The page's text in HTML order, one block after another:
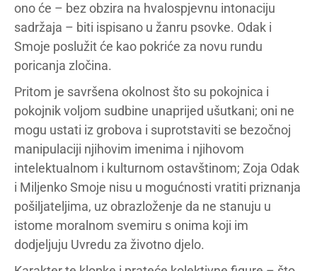
ono će – bez obzira na hvalospjevnu intonaciju
sadržaja – biti ispisano u žanru psovke. Odak i
Smoje poslužit će kao pokriće za novu rundu
poricanja zločina.
Pritom je savršena okolnost što su pokojnica i
pokojnik voljom sudbine unaprijed ušutkani; oni ne
mogu ustati iz grobova i suprotstaviti se bezočnoj
manipulaciji njihovim imenima i njihovom
intelektualnom i kulturnom ostavštinom; Zoja Odak
i Miljenko Smoje nisu u mogućnosti vratiti priznanja
pošiljateljima, uz obrazloženje da ne stanuju u
istome moralnom svemiru s onima koji im
dodjeljuju Uvredu za životno djelo.